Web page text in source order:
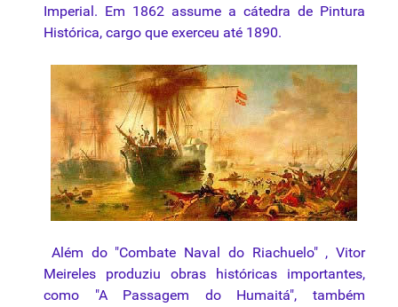
Imperial. Em 1862 assume a cátedra de Pintura
Histórica, cargo que exerceu até 1890.
Além do "Combate Naval do Riachuelo" , Vitor
Meireles produziu obras históricas importantes,
como "A Passagem do Humaitá", também